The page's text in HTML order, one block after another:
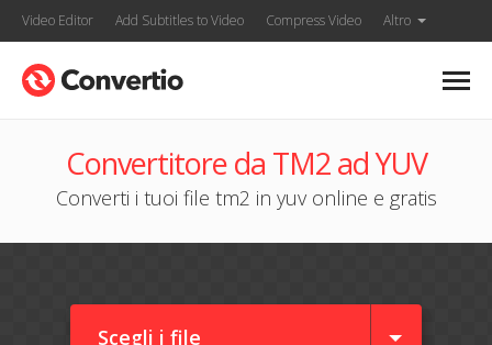
Video Editor Add Subtitles to Video Compress Video Altro
Convertitore da TM2 ad YUV
Converti i tuoi file tm2 in yuv online e gratis
Scegli i file